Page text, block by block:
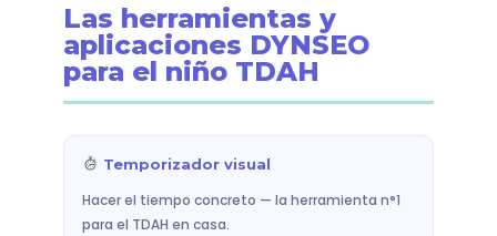
Las herramientas y
aplicaciones DYNSEO
para el niño TDAH
Temporizador visual
Hacer el tiempo concreto — la herramienta n°1
para el TDAH en casa.